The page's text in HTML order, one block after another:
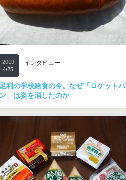
2019
4/25
インタビュー
足利の学校給食の今。なぜ「ロケットパ
ン」は姿を消したのか